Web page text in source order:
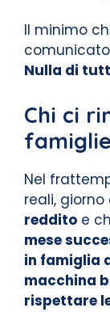
Il minimo
Nulla di
Chi ci
famiglie
Nel
reali, giorno
reddito e
mese
in famiglia
macchina
rispettare